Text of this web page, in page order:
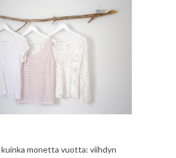
kuinka monetta vuotta: viihdyn